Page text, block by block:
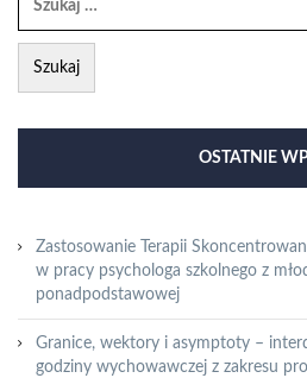
OSTATNIE
Zastosowanie Terapii
w pracy psychologa szkolnego z
ponadpodstawowej
Granice, wektory i asymptoty –
godziny wychowawczej z zakresu